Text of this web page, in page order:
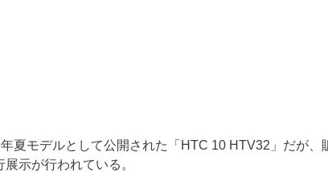
夏モデルとして公開された「HTC 10 HTV32」だが、
展示が行われている。